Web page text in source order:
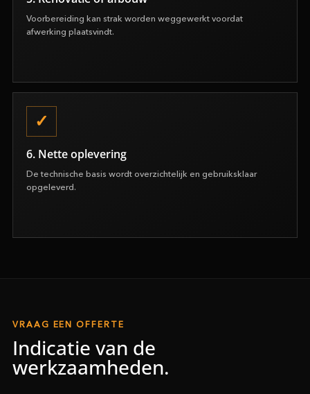
Voorbereiding kan strak worden weggewerkt voordat
afwerking plaatsvindt.
6. Nette oplevering
De technische basis wordt overzichtelijk en gebruiksklaar
opgeleverd.
VRAAG EEN OFFERTE
Indicatie van de
werkzaamheden.